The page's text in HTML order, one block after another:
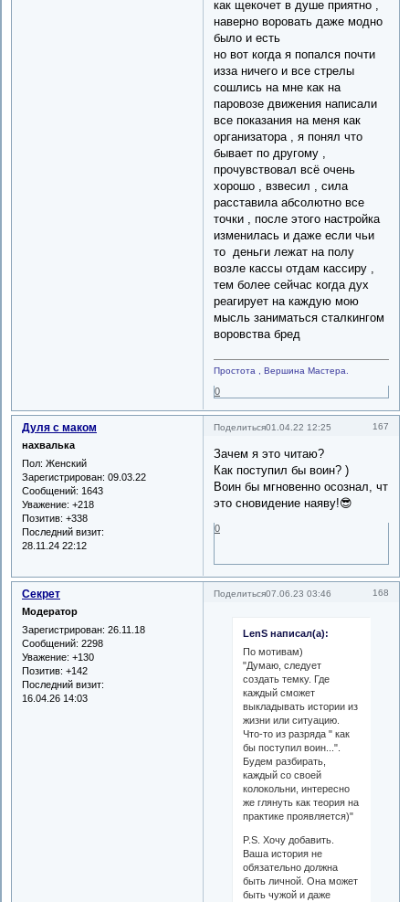
как щекочет в душе приятно ,
наверно воровать даже модно
было и есть
но вот когда я попался почти
изза ничего и все стрелы
сошлись на мне как на
паровозе движения написали
все показания на меня как
организатора , я понял что
бывает по другому ,
прочувствовал всё очень
хорошо , взвесил , сила
расставила абсолютно все
точки , после этого настройка
изменилась и даже если чьи
то деньги лежат на полу
возле кассы отдам кассиру ,
тем более сейчас когда дух
реагирует на каждую мою
мысль заниматься сталкингом
воровства бред
Простота , Вершина Мастера.
0
Поделиться 167
01.04.22 12:25
Дуля с маком
нахвалька
Пол: Женский
Зарегистрирован: 09.03.22
Сообщений: 1643
Уважение: +218
Позитив: +338
Последний визит:
28.11.24 22:12
Зачем я это читаю?
Как поступил бы воин? )
Воин бы мгновенно осознал, чт
это сновидение наяву!😎
0
Поделиться 168
07.06.23 03:46
Секрет
Модератор
Зарегистрирован: 26.11.18
Сообщений: 2298
Уважение: +130
Позитив: +142
Последний визит:
16.04.26 14:03
LenS написал(а):
По мотивам)
"Думаю, следует
создать темку. Где
каждый сможет
выкладывать истории из
жизни или ситуацию.
Что-то из разряда " как
бы поступил воин...".
Будем разбирать,
каждый со своей
колокольни, интересно
же глянуть как теория на
практике проявляется)"
P.S. Хочу добавить.
Ваша история не
обязательно должна
быть личной. Она может
быть чужой и даже